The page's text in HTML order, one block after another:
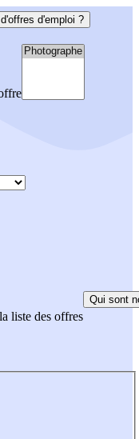
d'emploi ?
liste des offres
Qui sont